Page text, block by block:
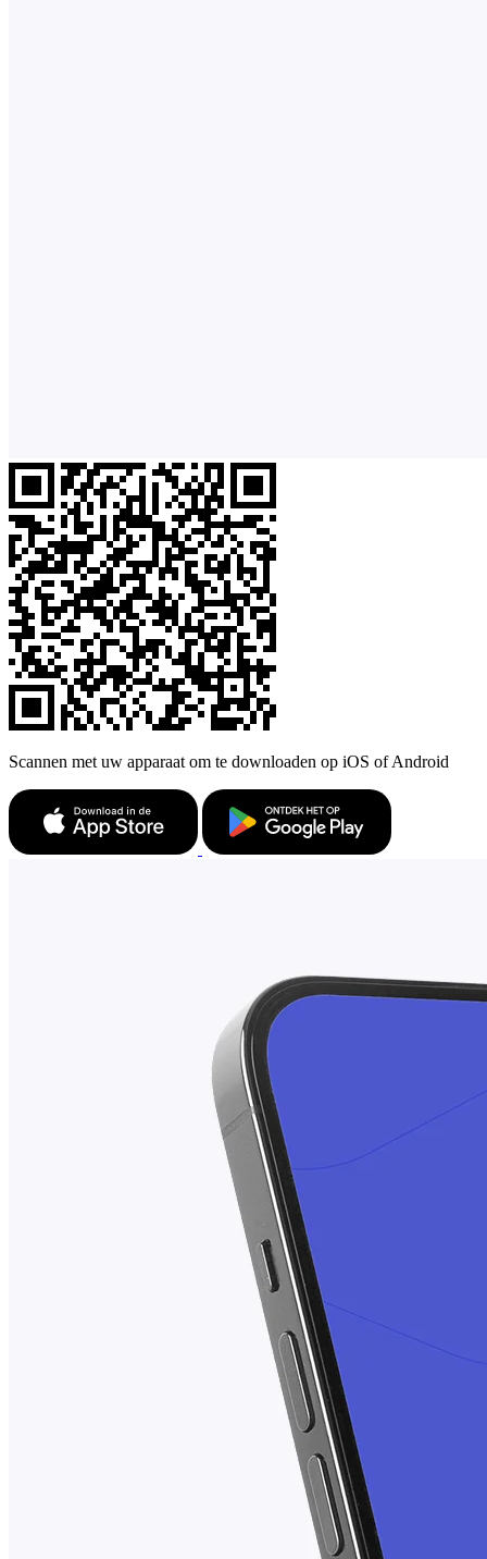
Scannen met uw apparaat om te downloaden op iOS of Android